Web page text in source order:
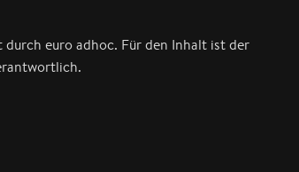
euro adhoc. Für den Inhalt ist der